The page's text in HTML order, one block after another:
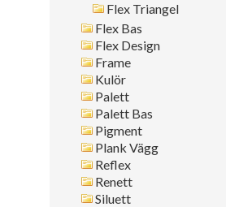
Flex Triangel
Flex Bas
Flex Design
Frame
Kulör
Palett
Palett Bas
Pigment
Plank Vägg
Reflex
Renett
Siluett